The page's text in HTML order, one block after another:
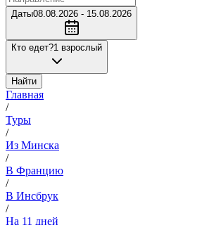
Даты08.08.2026 - 15.08.2026
Кто едет?1 взрослый
Найти
Главная
/
Туры
/
Из Минска
/
В Францию
/
В Инсбрук
/
На 11 дней